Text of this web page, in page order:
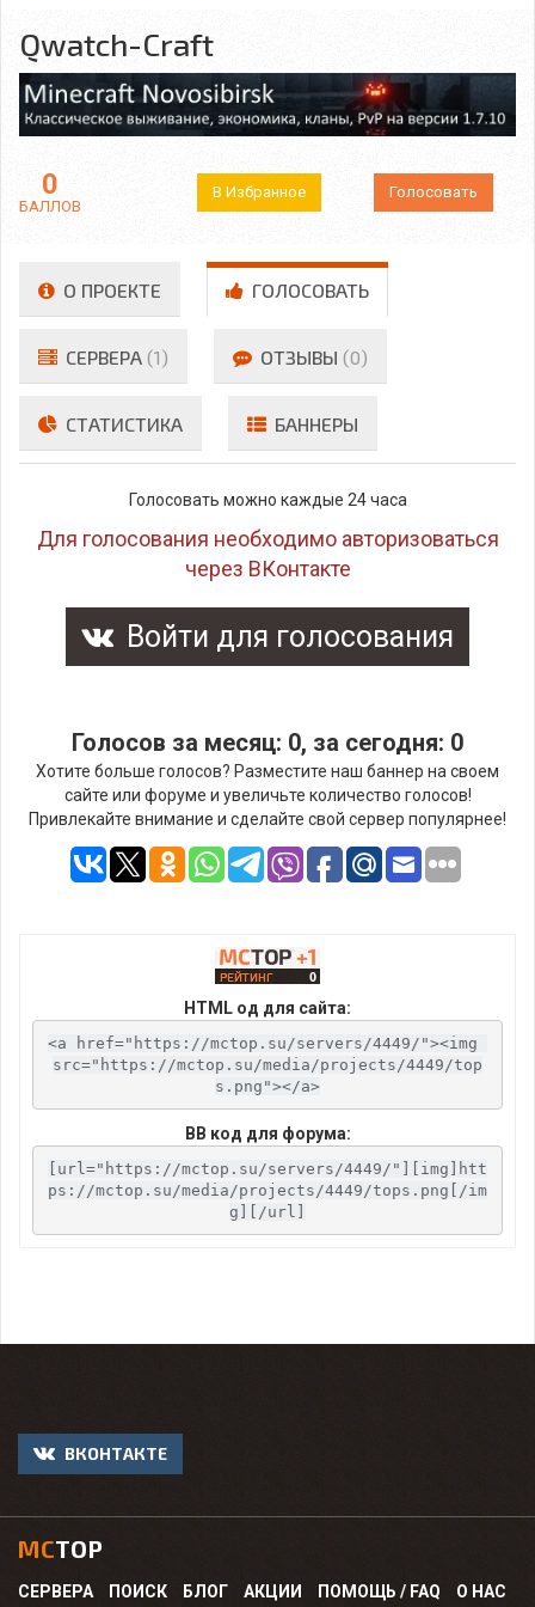
Qwatch-Craft
0
БАЛЛОВ
В Избранное Голосовать
О ПРОЕКТЕ ГОЛОСОВАТЬ
СЕРВЕРА (1) ОТЗЫВЫ (0)
СТАТИСТИКА БАННЕРЫ
Голосовать можно каждые 24 часа
Для голосования необходимо авторизоваться
через ВКонтакте
Войти для голосования
Голосов за месяц: 0, за сегодня: 0
Хотите больше голосов? Разместите наш баннер на своем
сайте или форуме и увеличьте количество голосов!
Привлекайте внимание и сделайте свой сервер популярнее!
HTML од для сайта:
<a href="https://mctop.su/servers/4449/"><img
src="https://mctop.su/media/projects/4449/top
s.png"></a>
BB код для форума:
[url="https://mctop.su/servers/4449/"][img]htt
ps://mctop.su/media/projects/4449/tops.png[/im
g][/url]
ВКОНТАКТЕ
MCTOP
СЕРВЕРА ПОИСК БЛОГ АКЦИИ ПОМОЩЬ / FAQ О НАС